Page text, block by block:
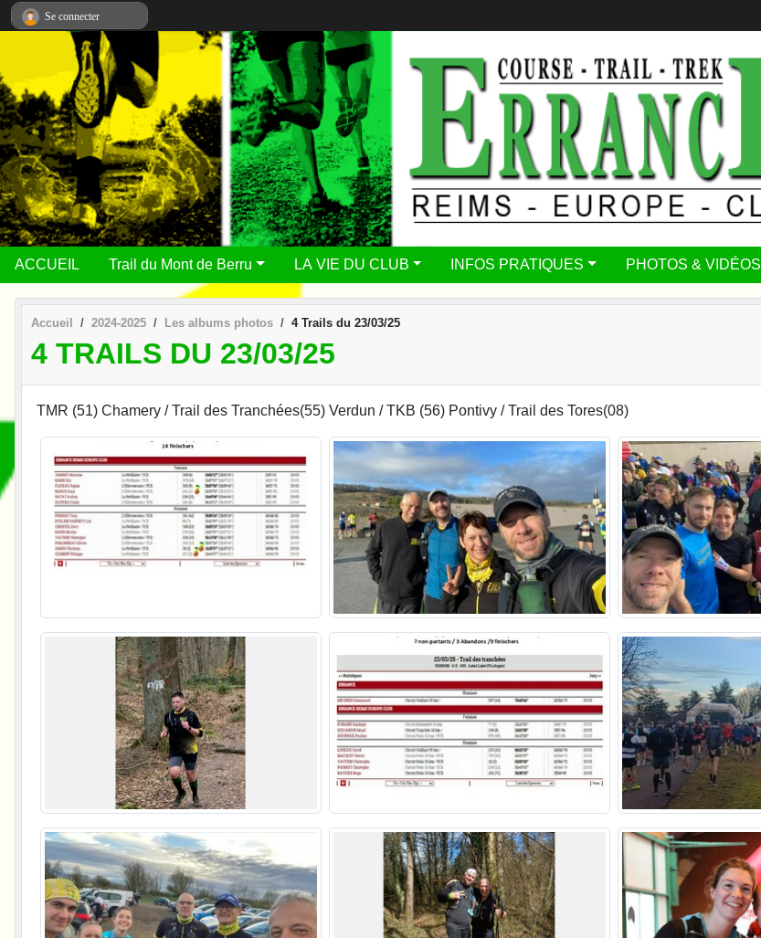
ACCUEIL Trail du Mont de Berru LA VIE DU CLUB INFOS PRATIQUES PHOTOS & VIDÉOS
Accueil 2024-2025 Les albums photos 4 Trails du 23/03/25
4 TRAILS DU 23/03/25
TMR (51) Chamery / Trail des Tranchées(55) Verdun / TKB (56) Pontivy / Trail des Tores(08)
Se connecter
Panneau de gestion des cookies